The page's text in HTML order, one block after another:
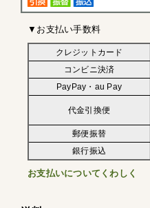
▼お支払い手数料
クレジットカード
コンビニ決済
PayPay・au Pay
代金引換便
郵便振替
銀行振込
お支払いについてくわしく